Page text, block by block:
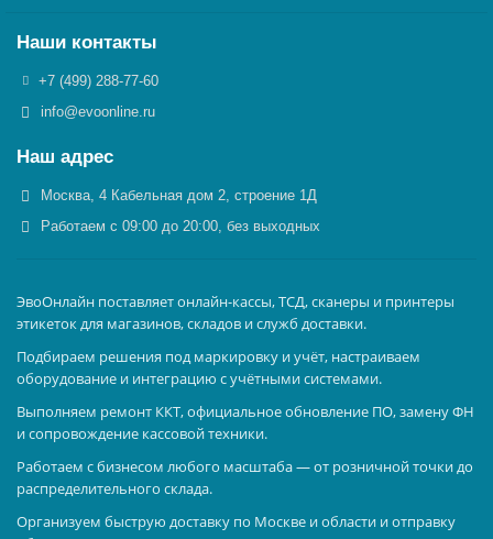
Наши контакты
+7 (499) 288-77-60
info@evoonline.ru
Наш адрес
Москва, 4 Кабельная дом 2, строение 1Д
Работаем с 09:00 до 20:00, без выходных
ЭвоОнлайн поставляет онлайн-кассы, ТСД, сканеры и принтеры
этикеток для магазинов, складов и служб доставки.
Подбираем решения под маркировку и учёт, настраиваем
оборудование и интеграцию с учётными системами.
Выполняем ремонт ККТ, официальное обновление ПО, замену ФН
и сопровождение кассовой техники.
Работаем с бизнесом любого масштаба — от розничной точки до
распределительного склада.
Организуем быструю доставку по Москве и области и отправку